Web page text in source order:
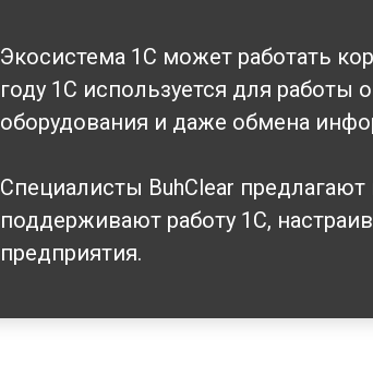
Экосистема 1С может работать
году 1С используется для работы
оборудования и даже обмена
Специалисты BuhClear
поддерживают работу 1С,
предприятия.